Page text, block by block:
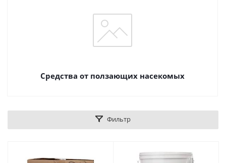
Средства от ползающих насекомых
Фильтр